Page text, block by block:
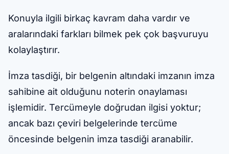
Konuyla ilgili birkaç kavram daha vardır ve
aralarındaki farkları bilmek pek çok başvuruyu
kolaylaştırır.
İmza tasdiği, bir belgenin altındaki imzanın imza
sahibine ait olduğunu noterin onaylaması
işlemidir. Tercümeyle doğrudan ilgisi yoktur;
ancak bazı çeviri belgelerinde tercüme
öncesinde belgenin imza tasdiği aranabilir.